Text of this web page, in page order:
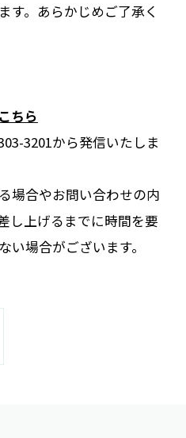
す。あらかじめご了承く
ちら
3201から発信いたしま
場合やお問い合わせの内
し上げるまでに時間を要
い場合がございます。